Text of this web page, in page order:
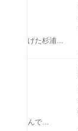
げた杉浦…
んで…